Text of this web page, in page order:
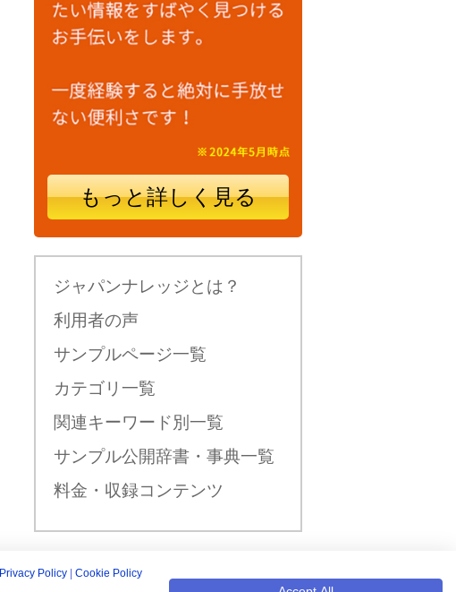
もっと詳しく見る
ジャパンナレッジとは？
利用者の声
サンプルページ一覧
カテゴリ一覧
関連キーワード別一覧
サンプル公開辞書・事典一覧
料金・収録コンテンツ
新規入会はこちら
Privacy Policy Cookie Policy